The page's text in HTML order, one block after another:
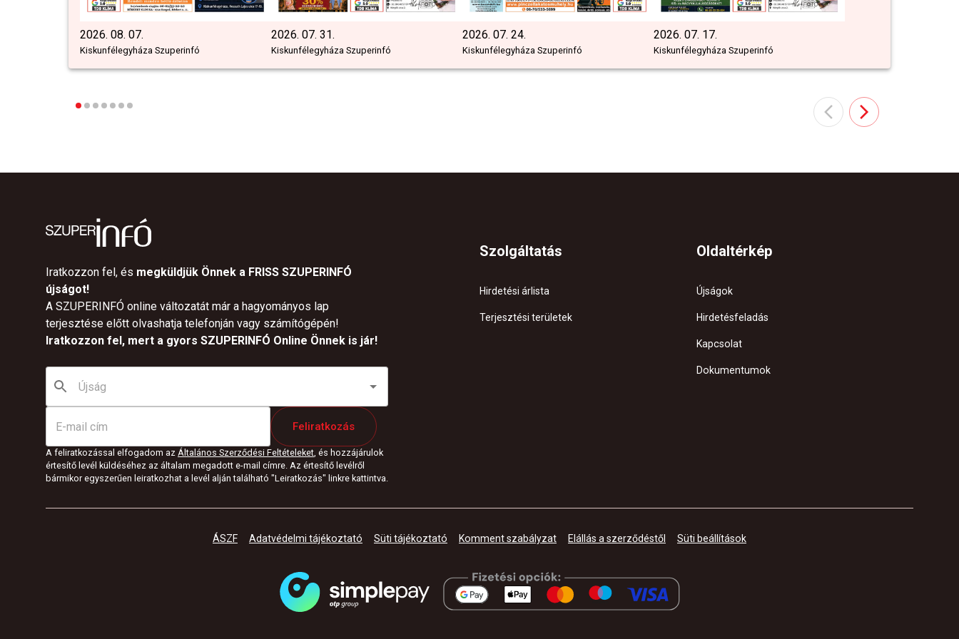
2026. 08. 07.
Kiskunfélegyháza Szuperinfó
2026. 07. 31.
Kiskunfélegyháza Szuperinfó
2026. 07. 24.
Kiskunfélegyháza Szuperinfó
2026. 07. 17.
Kiskunfélegyháza Szuperinfó
Iratkozzon fel, és megküldjük Önnek a FRISS SZUPERINFÓ
újságot!
A SZUPERINFÓ online változatát már a hagyományos lap
terjesztése előtt olvashatja telefonján vagy számítógépén!
Iratkozzon fel, mert a gyors SZUPERINFÓ Online Önnek is jár!
Feliratkozás
A feliratkozással elfogadom az Általános Szerződési Feltételeket, és hozzájárulok
értesítő levél küldéséhez az általam megadott e-mail címre. Az értesítő levélről
bármikor egyszerűen leiratkozhat a levél alján található "Leiratkozás" linkre kattintva.
Szolgáltatás
Hirdetési árlista
Terjesztési területek
Oldaltérkép
Újságok
Hirdetésfeladás
Kapcsolat
Dokumentumok
ÁSZF Adatvédelmi tájékoztató Süti tájékoztató Komment szabályzat Elállás a szerződéstől Süti beállítások